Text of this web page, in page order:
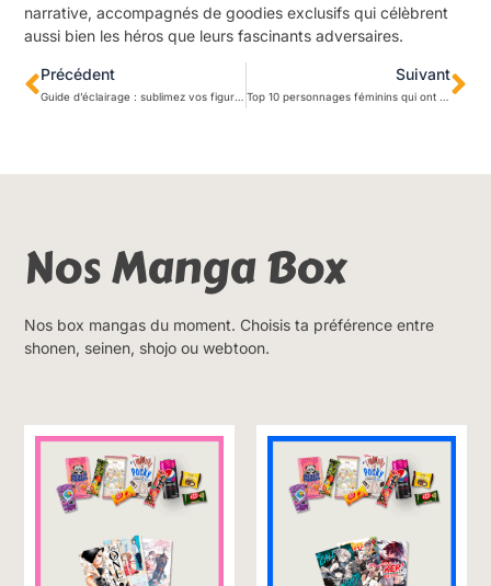
narrative, accompagnés de goodies exclusifs qui célèbrent
aussi bien les héros que leurs fascinants adversaires.
Précédent Suivant
Nos Manga Box
Nos box mangas du moment. Choisis ta préférence entre
shonen, seinen, shojo ou webtoon.